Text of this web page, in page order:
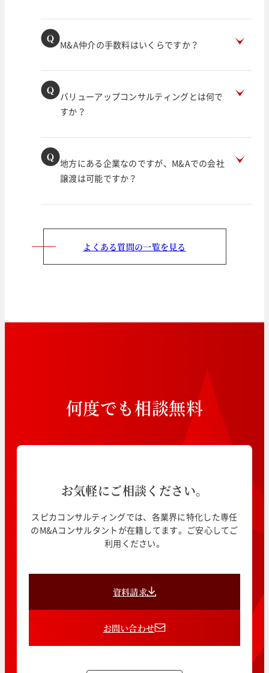
M&A仲介の手数料はいくらですか？
バリューアップコンサルティングとは何で
すか？
地方にある企業なのですが、M&Aでの会社
譲渡は可能ですか？
よくある質問の一覧を見る
何度でも相談無料
お気軽にご相談ください。
スピカコンサルティングでは、各業界に特化した専任
のM&Aコンサルタントが在籍してます。ご安心してご
利用ください。
資料請求
お問い合わせ